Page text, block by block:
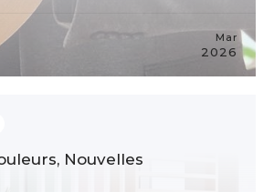
Mar
2026
Nouvelles